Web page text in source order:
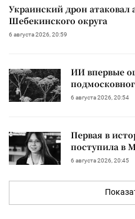
Украинский дрон атаковал
Шебекинского округа
6 августа 2026, 20:59
ИИ впервые
6 августа 2026, 20:54
Первая в
поступила в
6 августа 2026, 20:45